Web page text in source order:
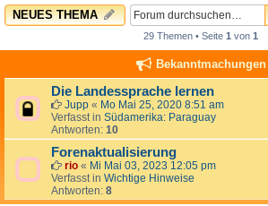
NEUES THEMA
29 Themen • Seite 1 von 1
Bekanntmachungen
Die Landessprache lernen
Jupp « Mo Mai 25, 2020 8:51 am
Verfasst in Südamerika: Paraguay
Antworten: 10
Forenaktualisierung
rio « Mi Mai 03, 2023 12:05 pm
Verfasst in Wichtige Hinweise
Antworten: 8